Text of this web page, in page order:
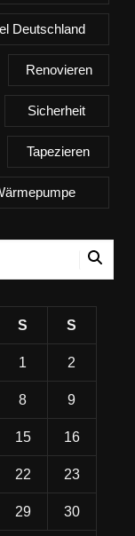
Deutschland
Renovieren
Sicherheit
Tapezieren
S S
1 2
8 9
15 16
22 23
29 30